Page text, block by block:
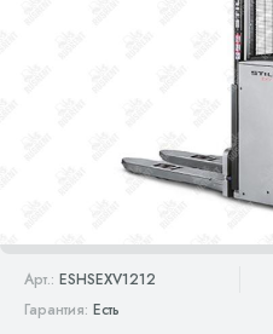
Арт.: ESHSEXV1212
Гарантия: Есть